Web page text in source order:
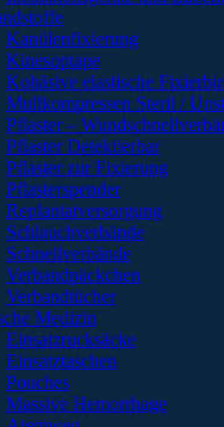
Kanülenfixierung
Kinesoptape
Kohäsive elastische
Mullkompressen Steril /
Pflaster –
Pflaster Detektierbar
Pflaster zur Fixierung
Pflasterspender
Replantatversorgung
Schlauchverbände
Schnellverbände
Verbandpäckchen
Verbandtücher
Medizin
Einsatzrucksäcke
Einsatztaschen
Pouches
Massive Hemorrhage